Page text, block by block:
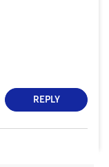
REPLY